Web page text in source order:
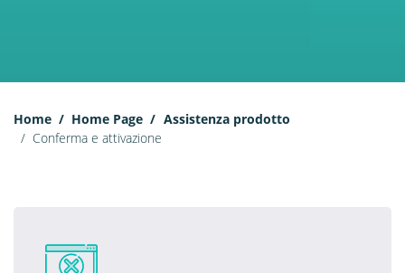
Home Home Page
Assistenza prodotto
Conferma e attivazione